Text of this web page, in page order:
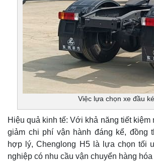
Việc lựa chọn xe đầu
Hiệu quả kinh tế: Với khả năng tiết kiệm
giảm chi phí vận hành đáng kể, đồng
hợp lý, Chenglong H5 là lựa chọn tối
nghiệp có nhu cầu vận chuyển hàng